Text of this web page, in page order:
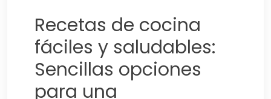
Recetas de cocina
fáciles y saludables:
Sencillas opciones
para una